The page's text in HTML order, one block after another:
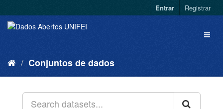
Entrar Registrar
Conjuntos de dados